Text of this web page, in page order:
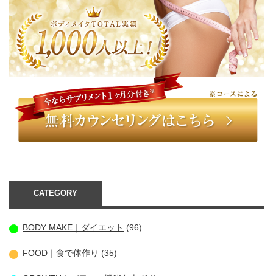
CATEGORY
BODY MAKE｜ダイエット (96)
FOOD｜食で体作り (35)